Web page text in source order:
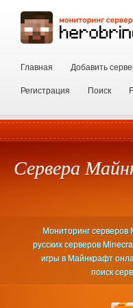
Главная Добавить
Регистрация
Поиск
Сервера
Мониторинг
русских серверов
игры в Майнкрафт
поиск